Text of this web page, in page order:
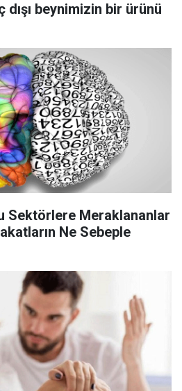
dışı beynimizin bir ürünü
Sektörlere Meraklananlar
Ne Sebeple